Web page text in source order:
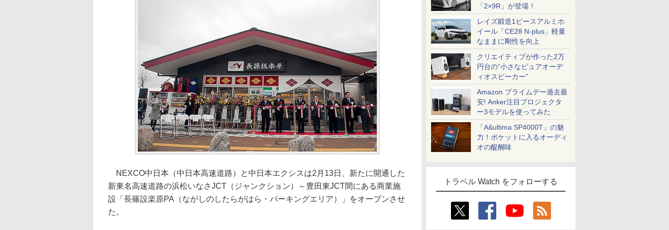
「2×9R」が登場！
レイズ鍛造1ピースアルミホ
イール「CE28 N-plus」軽量
なままに剛性を向上
クリエイティブが作った2万
円台の“小さなピュアオーデ
ィオスピーカー”
Amazon プライムデー過去最
安! Anker注目プロジェクタ
ー3モデルを使ってみた
「A&ultima SP4000T」の魅
力！ポケットに入るオーディ
オの醍醐味
トラベル Watch をフォローする
NEXCO中日本（中日本高速道路）と中日本エクシスは2月13日、新たに開通した
新東名高速道路の浜松いなさJCT（ジャンクション）～豊田東JCT間にある商業施
設「長篠設楽原PA（ながしのしたらがはら・パーキングエリア）」をオープンさせ
た。